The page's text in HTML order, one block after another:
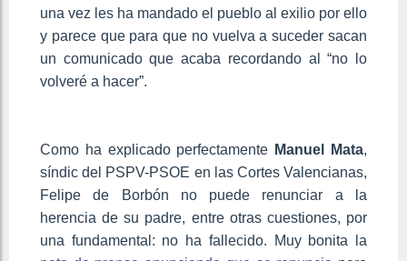
una vez les ha mandado el pueblo al exilio por ello
y parece que para que no vuelva a suceder sacan
un comunicado que acaba recordando al “no lo
volveré a hacer”.
Como ha explicado perfectamente Manuel Mata,
síndic del PSPV-PSOE en las Cortes Valencianas,
Felipe de Borbón no puede renunciar a la
herencia de su padre, entre otras cuestiones, por
una fundamental: no ha fallecido. Muy bonita la